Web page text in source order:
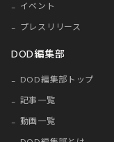
イベント
プレスリリース
DOD編集部
DOD編集部トップ
記事一覧
動画一覧